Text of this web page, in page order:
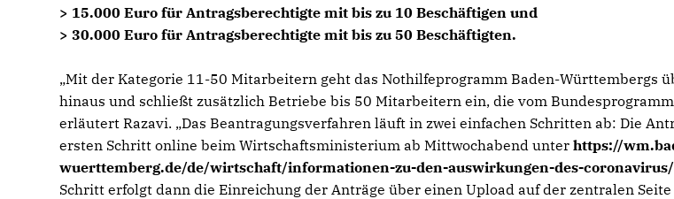
> 15.000 Euro für Antragsberechtigte mit bis zu 10 Beschäftigen und
> 30.000 Euro für Antragsberechtigte mit bis zu 50 Beschäftigten.
Mit der Kategorie 11-50 Mitarbeitern geht das Nothilfeprogramm Baden-Württembergs
hinaus und schließt zusätzlich Betriebe bis 50 Mitarbeitern ein, die vom
erläutert Razavi. „Das Beantragungsverfahren läuft in zwei einfachen Schritten ab: Die
ersten Schritt online beim Wirtschaftsministerium ab Mittwochabend unterhttps://
wuerttemberg.de/de/wirtschaft/informationen-zu-den-auswirkungen-des-
Schritt erfolgt dann die Einreichung der Anträge über einen Upload auf der zentralen